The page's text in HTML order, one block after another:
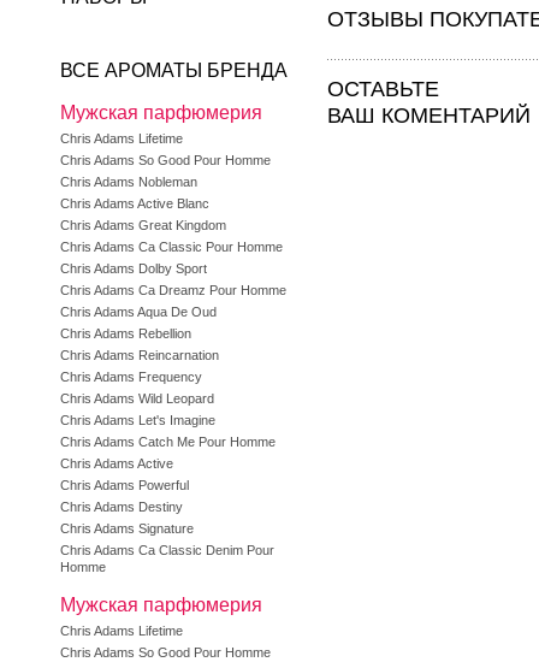
ОТЗЫВЫ
ОСТАВЬТЕ
ВАШ КОМЕНТАРИЙ
ВСЕ АРОМАТЫ БРЕНДА
Мужская парфюмерия
Chris Adams Lifetime
Chris Adams So Good Pour Homme
Chris Adams Nobleman
Chris Adams Active Blanc
Chris Adams Great Kingdom
Chris Adams Ca Classic Pour Homme
Chris Adams Dolby Sport
Chris Adams Ca Dreamz Pour Homme
Chris Adams Aqua De Oud
Chris Adams Rebellion
Chris Adams Reincarnation
Chris Adams Frequency
Chris Adams Wild Leopard
Chris Adams Let's Imagine
Chris Adams Catch Me Pour Homme
Chris Adams Active
Chris Adams Powerful
Chris Adams Destiny
Chris Adams Signature
Chris Adams Ca Classic Denim Pour
Homme
Мужская парфюмерия
Chris Adams Lifetime
Chris Adams So Good Pour Homme